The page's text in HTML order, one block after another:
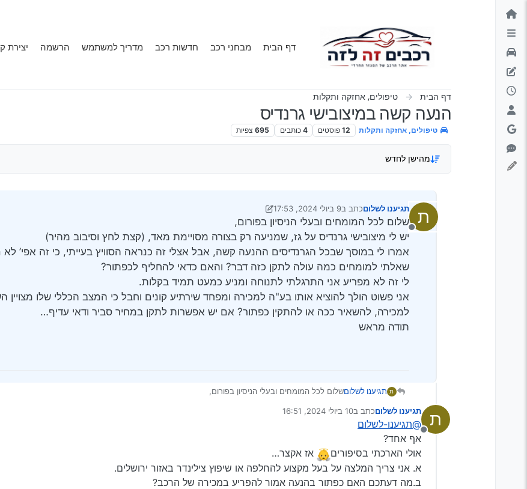
דילוג לתוכן
דף הבית מבחני רכב חדשות רכב מדריך למשתמש הרשמה יצירת
דף הבית טיפולים, אחזקה ותקלות
הנעה קשה במיצובישי גרנדיס
טיפולים, אחזקה ותקלות 12 פוסטים 4 כותבים 695 צפיות
מהישן לחדש
ת
מנותק
תגיענו לשלוםכתב ב9 ביולי 2024, 17:53
נערך לאחרונה על ידי יעקב מ. פינס
שלום לכל המומחים ובעלי הניסיון בפורום,
יש לי מיצובישי גרנדיס על גז, שמניעה רק בצורה מסויימת מאד, (קצת לחץ וסיבוב מהיר)
אמרו לי במוסך שבכל הגרנדיסים ההנעה קשה, אבל אצלי זה כנראה הסוויץ בעייתי, כי זה אפי’
שאלתי למומחים כמה עולה לתקן כזה דבר? והאם כדאי להחליף לכפתור?
לי זה לא מפריע אני התרגלתי לתנוחה ומניע כמעט תמיד בקלות.
אני פשוט הולך להוציא אותו בע"ה למכירה ומפחד שירתיע קונים וחבל כי המצב הכללי שלו מצויין
למכירה, להשאיר ככה או להתקין כפתור? אם יש אפשרות לתקן במחיר סביר ודאי עדיף…
תודה מראש
ת תגיענו לשלוםשלום לכל המומחים ובעלי הניסיון בפורום,
אמרו לי במוסך שבכל הגרנדיסים ההנעה קשה, אבל אצלי זה כנראה הסוויץ בעייתי, כי זה אפי’ לא נותן
אני פשוט הולך להוציא אותו בע"ה למכירה ומפחד שירתיע קונים וחבל כי המצב הכללי שלו מצויין השאלה
ככה או להתקין כפתור? אם יש אפשרות לתקן במחיר סביר ודאי עדיף…
תודה מראש
ת
מנותק
תגיענו לשלוםכתב ב10 ביולי 2024, 16:51
נערך לאחרונה על ידי
@תגיענו-לשלום
אף אחד?
אולי הארכתי בסיפורים
אז אקצר…
א. אני צריך המלצה על בעל מקצוע להחלפה או שיפוץ צילינדר באזור ירושלים.
ב.מה דעתכם האם כפתור בהנעה אמור להפריע במכירה של הרכב?